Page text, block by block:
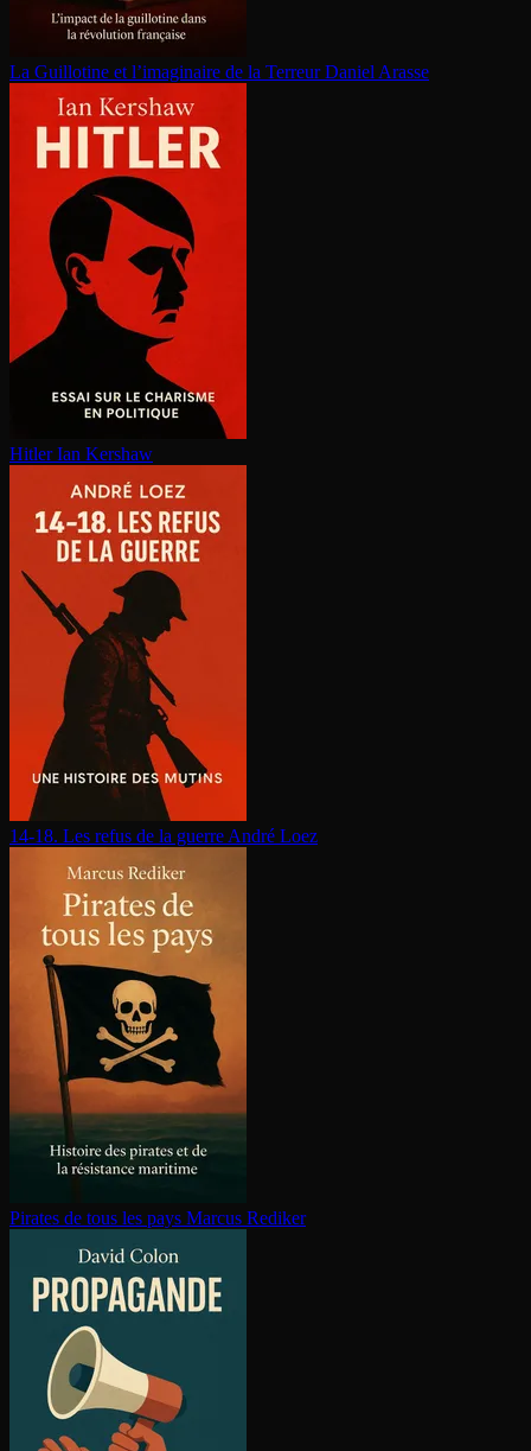
La Guillotine et l’imaginaire de la Terreur Daniel Arasse
Hitler Ian Kershaw
14-18. Les refus de la guerre André Loez
Pirates de tous les pays Marcus Rediker